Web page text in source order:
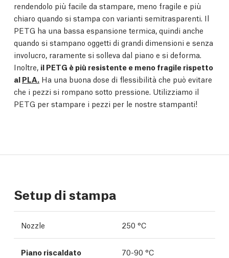
rendendolo più facile da stampare, meno fragile e più
chiaro quando si stampa con varianti semitrasparenti. Il
PETG ha una bassa espansione termica, quindi anche
quando si stampano oggetti di grandi dimensioni e senza
involucro, raramente si solleva dal piano e si deforma.
Inoltre, il PETG è più resistente e meno fragile rispetto
al PLA. Ha una buona dose di flessibilità che può evitare
che i pezzi si rompano sotto pressione. Utilizziamo il
PETG per stampare i pezzi per le nostre stampanti!
Setup di stampa
Nozzle 250 °C
Piano riscaldato 70-90 °C